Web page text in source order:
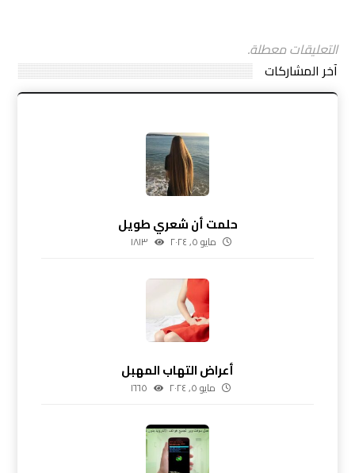
التعليقات معطلة.
آخر المشاركات
حلمت أن شعري طويل
مايو ٥, ٢٠٢٤ ١٨١٣
أعراض التهاب المهبل
مايو ٥, ٢٠٢٤ ١٦٦٥